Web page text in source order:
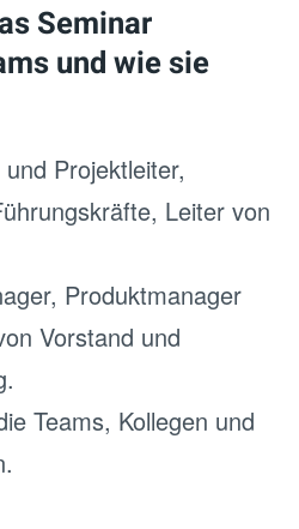
Seminar
und wie sie
Projektleiter,
Leiter von
Produktmanager
Vorstand und
Teams, Kollegen und